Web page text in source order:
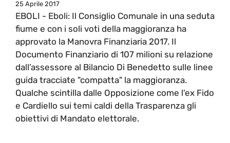
25 Aprile 2017
EBOLI - Eboli: Il Consiglio Comunale in una seduta
fiume e con i soli voti della maggioranza ha
approvato la Manovra Finanziaria 2017. Il
Documento Finanziario di 107 milioni su relazione
dall’assessore al Bilancio Di Benedetto sulle linee
guida tracciate "compatta" la maggioranza.
Qualche scintilla dalle Opposizione come l'ex Fido
e Cardiello sui temi caldi della Trasparenza gli
obiettivi di Mandato elettorale.